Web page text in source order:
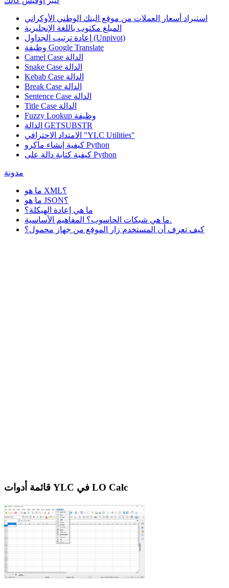
استيراد أسعار العملات من موقع البنك الوطني الأوكراني
المبلغ مكتوب باللغة الإنجليزية
إعادة ترتيب الجداول (Unpivot)
Google Translate
Camel Case الدالة
Snake Case الدالة
Kebab Case الدالة
Break Case الدالة
Sentence Case الدالة
Title Case الدالة
Fuzzy Lookup وظيفة
الدالة GETSUBSTR
الامتداد الاحترافي "YLC Utilities"
كيفية إنشاء ماكرو Python
كيفية كتابة دالة على Python
مدونة
ما هو XML؟
ما هو JSON؟
ما هي إعادة الهيكلة؟
ما هي شبكات الحاسوب؟ المفاهيم الأساسية.
كيف تعرف أن المستخدم زار الموقع من جهاز محمول؟
قائمة أدوات YLC في LO Calc